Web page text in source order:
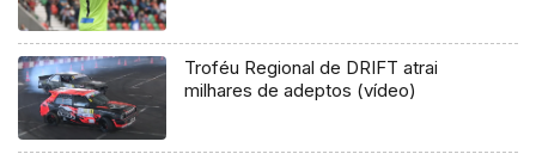
Troféu Regional de DRIFT atrai
milhares de adeptos (vídeo)